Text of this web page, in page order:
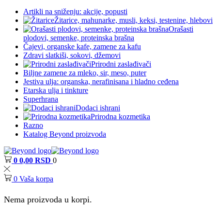
Artikli na sniženju: akcije, popusti
Žitarice, mahunarke, musli, keksi, testenine, hlebovi
Orašasti
plodovi, semenke, proteinska brašna
Čajevi, organske kafe, zamene za kafu
Zdravi slatkiši, sokovi, džemovi
Prirodni zaslađivači
Biljne zamene za mleko, sir, meso, puter
Jestiva ulja: organska, nerafinisana i hladno ceđena
Etarska ulja i tinkture
Superhrana
Dodaci ishrani
Prirodna kozmetika
Razno
Katalog Beyond proizvoda
0 0,00 RSD 0
0 Vaša korpa
Nema proizvoda u korpi.